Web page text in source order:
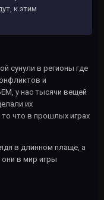
к этим
сунули в регионы где
и
у нас тысячи вещей
их
то что в прошлых играх
в длинном плаще, а
в мир игры